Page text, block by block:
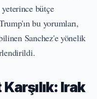
bütçe
bu yorumları,
Sanchez'e yönelik
Irak